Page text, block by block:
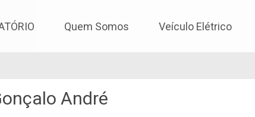
Quem Somos Veículo Elétrico
André